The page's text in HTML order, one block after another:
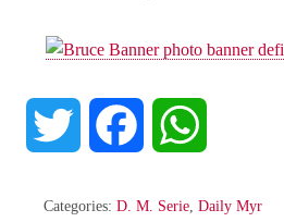
Categories: D. M. Serie Daily Myr